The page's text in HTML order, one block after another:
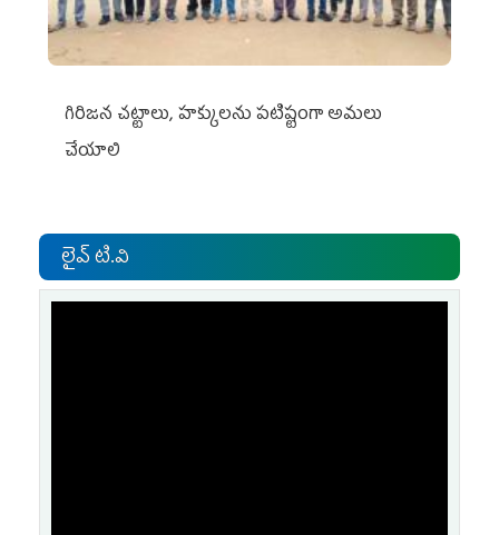
గిరిజన చట్టాలు, హక్కులను పటిష్టంగా అమలు
చేయాలి
లైవ్ టి.వి